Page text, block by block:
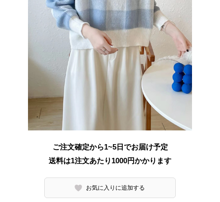
ご注文確定から1~5日でお届け予定
送料は1注文あたり 1000円かかります
お気に入りに追加する